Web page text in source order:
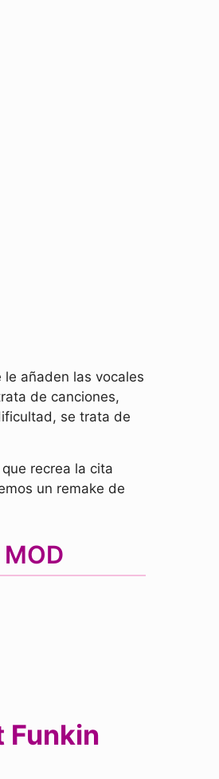
añaden las vocales
de canciones,
se trata de
recrea la cita
un remake de
Funkin